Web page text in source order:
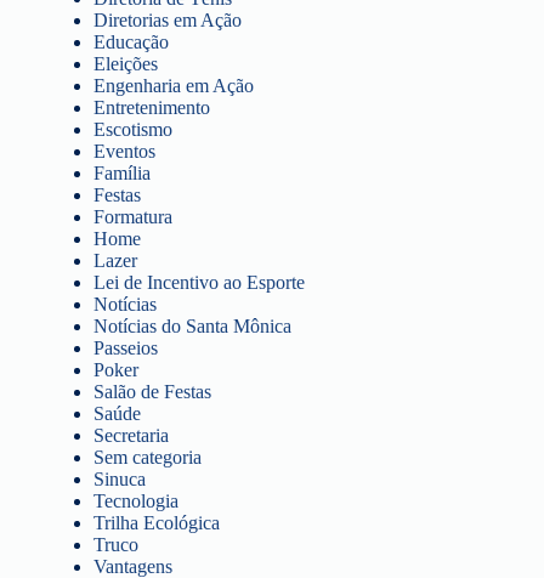
Diretorias em Ação
Educação
Eleições
Engenharia em Ação
Entretenimento
Escotismo
Eventos
Família
Festas
Formatura
Home
Lazer
Lei de Incentivo ao Esporte
Notícias
Notícias do Santa Mônica
Passeios
Poker
Salão de Festas
Saúde
Secretaria
Sem categoria
Sinuca
Tecnologia
Trilha Ecológica
Truco
Vantagens